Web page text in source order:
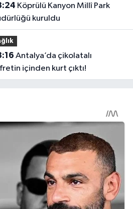
kuruldu
içinden kurt çıktı!